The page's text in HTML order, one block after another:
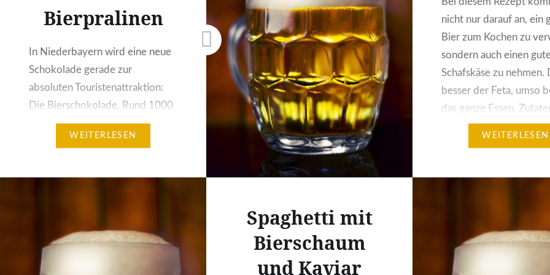
Bierpralinen
In Niederbayern wird eine neue
Schokolade gerade zur
absoluten Touristenattraktion:
Die Bierschokolade. Rund 1000
Tafeln der bierigen Köstlichkeit
produziert der Konditor Hans-
mittlerweile pro Woche und der
Bierschokolade an.
„Sündenbock“ heisst die neue
Schokolade. Das liegt ziemlich
WEITERLESEN
nicht nur darauf an, ein
Bier zum Kochen zu
sondern auch einen
Schafskäse zu nehmen.
besser der Feta, umso
das ganze Essen.
Personen: 1 kg
mittelgrosse Zwiebel 1/
WEITERLESEN
Spaghetti mit
Bierschaum
und Kaviar